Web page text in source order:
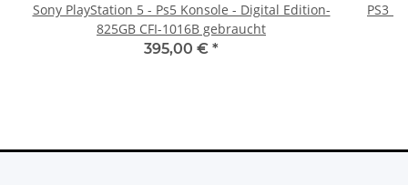
Sony PlayStation 5 - Ps5 Konsole - Digital Edition-
825GB CFI-1016B gebraucht
395,00 € *
PS3